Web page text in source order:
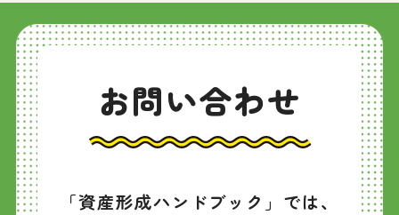
お問い合わせ
「資産形成ハンドブック」では、